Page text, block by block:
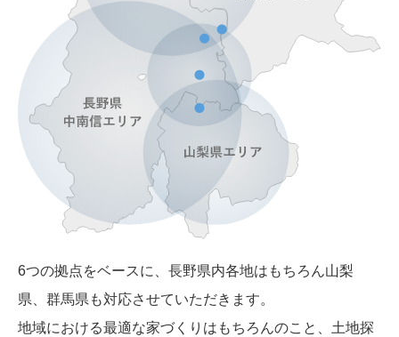
6つの拠点をベースに、長野県内各地はもちろん山梨
県、群馬県も対応させていただきます。
地域における最適な家づくりはもちろんのこと、土地探